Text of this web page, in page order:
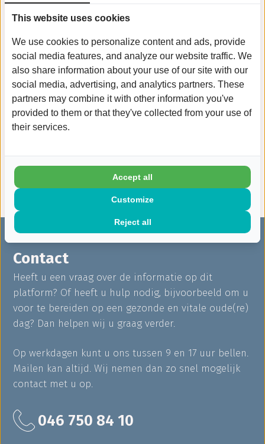
Professionals en vrijwilligers staan voor u klaar
iemand over wie u zich zorgen maakt.
Naar nieuwsarchief
Contact
Heeft u een vraag over de informatie op dit
platform? Of heeft u hulp nodig, bijvoorbeeld om u
voor te bereiden op een gezonde en vitale oude(re)
dag? Dan helpen wij u graag verder.
Op werkdagen kunt u ons tussen 9 en 17 uur bellen.
Mailen kan altijd. Wij nemen dan zo snel mogelijk
contact met u op.
046 750 84 10
This website uses cookies
We use cookies to personalize content and ads, provide
social media features, and analyze our website traffic. We
also share information about your use of our site with our
social media, advertising, and analytics partners. These
partners may combine it with other information you've
provided to them or that they've collected from your use of
their services.
Reject all
Customize
Accept all